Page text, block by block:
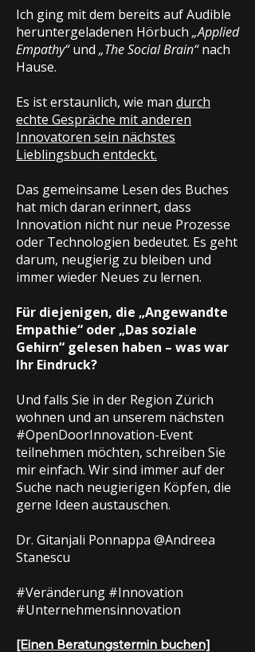
Ich ging mit dem bereits auf Audible
heruntergeladenen Hörbuch „Applied
Empathy“und „The Social Brain“nach
Hause.
Es ist erstaunlich, wie man durch
echte Gespräche mit anderen
Innovatoren sein nächstes
Lieblingsbuch entdeckt.
Das gemeinsame Lesen des Buches
hat mich daran erinnert, dass
Innovation nicht nur neue Prozesse
oder Technologien bedeutet. Es geht
darum, neugierig zu bleiben und
immer wieder Neues zu lernen.
Für diejenigen, die „Angewandte
Empathie“ oder „Das soziale
Gehirn“ gelesen haben – was war
Ihr Eindruck?
Und falls Sie in der Region Zürich
wohnen und an unserem nächsten
#OpenDoorInnovation-Event
teilnehmen möchten, schreiben Sie
mir einfach. Wir sind immer auf der
Suche nach neugierigen Köpfen, die
gerne Ideen austauschen.
Dr. Gitanjali Ponnappa @Andreea
Stanescu
#Veränderung #Innovation
#Unternehmensinnovation
[Einen Beratungstermin buchen]